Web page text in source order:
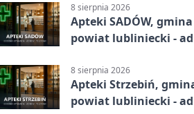
8 sierpnia 2026
Apteki SADÓW,
powiat lubliniecki -
8 sierpnia 2026
Apteki Strzebiń,
powiat lubliniecki -